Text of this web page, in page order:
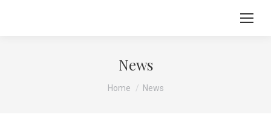
News
Tu sei qui:
Home News